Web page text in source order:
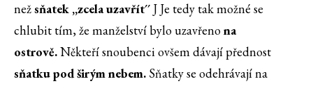
nežsňatek ,,zcela uzavřít´´ J Je tedy tak možné se
chlubit tím, že manželství bylo uzavřenona
ostrově.Někteří snoubenci ovšem dávají přednost
sňatku pod širým nebem. Sňatky se odehrávají na